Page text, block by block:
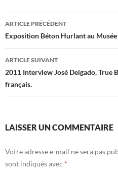
Navigation
des
articles
ARTICLE PRÉCÉDENT
Exposition Béton Hurlant au
ARTICLE SUIVANT
2011 Interview José Delgado, True
français.
LAISSER UN COMMENTAIRE
Votre adresse e-mail ne sera pas
sont indiqués avec *